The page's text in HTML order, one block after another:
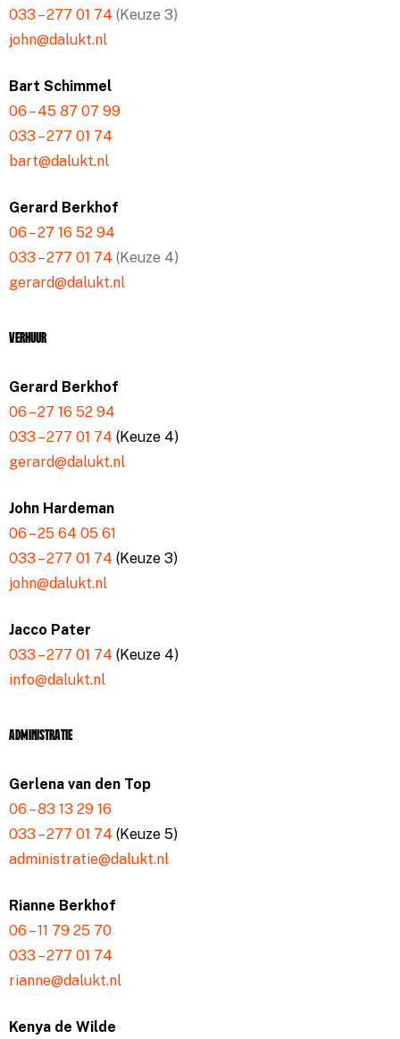
033 – 277 01 74 (Keuze 3)
john@dalukt.nl
Bart Schimmel
06 – 45 87 07 99
033 – 277 01 74
bart@dalukt.nl
Gerard Berkhof
06 – 27 16 52 94
033 – 277 01 74 (Keuze 4)
gerard@dalukt.nl
Verhuur
Gerard Berkhof
06 – 27 16 52 94
033 – 277 01 74 (Keuze 4)
gerard@dalukt.nl
John Hardeman
06 – 25 64 05 61
033 – 277 01 74 (Keuze 3)
john@dalukt.nl
Jacco Pater
033 – 277 01 74 (Keuze 4)
info@dalukt.nl
Administratie
Gerlena van den Top
06 – 83 13 29 16
033 – 277 01 74 (Keuze 5)
administratie@dalukt.nl
Rianne Berkhof
06 – 11 79 25 70
033 – 277 01 74
rianne@dalukt.nl
Kenya de Wilde